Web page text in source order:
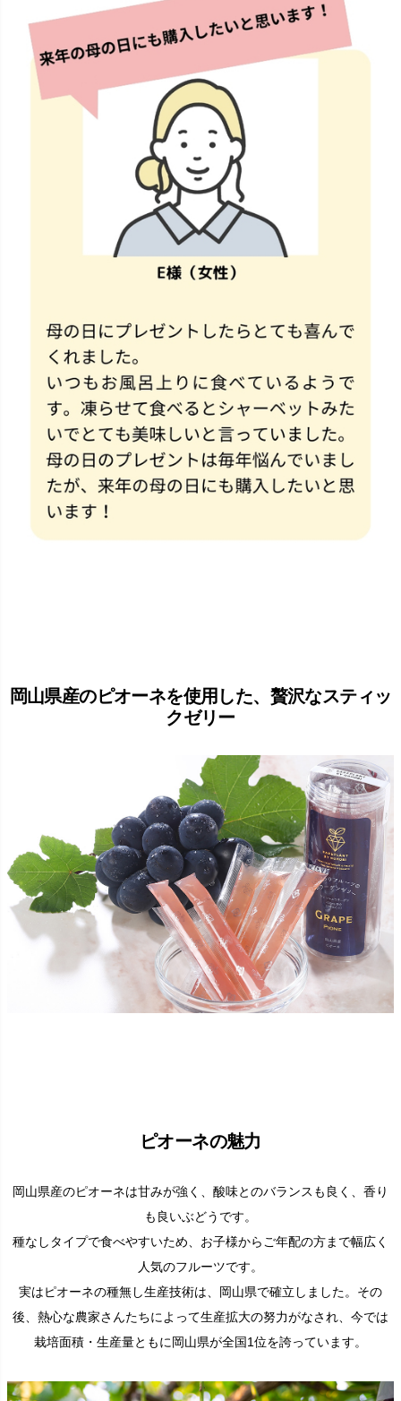
岡山県産のピオーネを使用した、贅沢なスティッ
クゼリー
ピオーネの魅力
岡山県産のピオーネは甘みが強く、酸味とのバランスも良く、香り
も良いぶどうです。
種なしタイプで食べやすいため、お子様からご年配の方まで幅広く
人気のフルーツです。
実はピオーネの種無し生産技術は、岡山県で確立しました。その
後、熱心な農家さんたちによって生産拡大の努力がなされ、今では
栽培面積・生産量ともに岡山県が全国1位を誇っています。